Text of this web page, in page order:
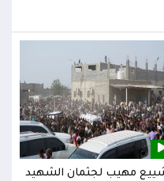
مهيب لجثمان الشهيد